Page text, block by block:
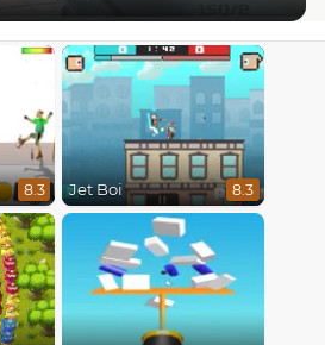
8.3 Jet Boi 8.3